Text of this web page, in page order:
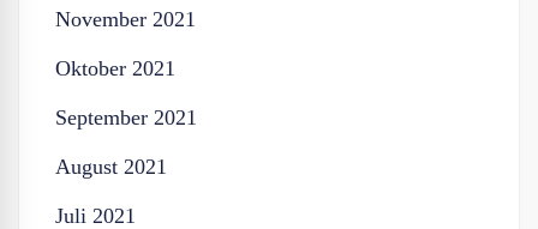
November 2021
Oktober 2021
September 2021
August 2021
Juli 2021